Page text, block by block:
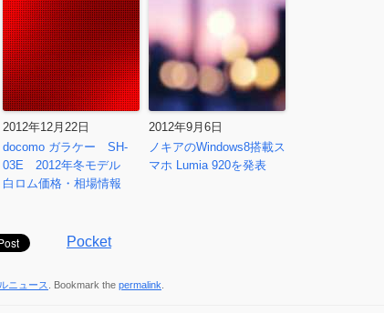
2012年12月22日
docomo ガラケー SH-
03E 2012年冬モデル
白ロム価格・相場情報
2012年9月6日
ノキアのWindows8搭載ス
マホ Lumia 920を発表
Pocket
ニュース . Bookmark the permalink